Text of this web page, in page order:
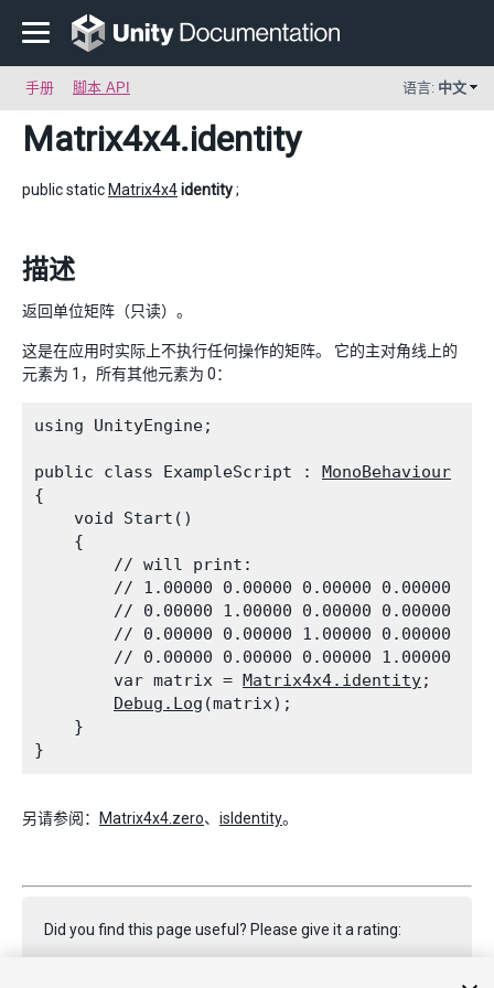
手册 脚本 API 语言: 中文
Matrix4x4.identity
public static Matrix4x4identity;
描述
返回单位矩阵（只读）。
这是在应用时实际上不执行任何操作的矩阵。 它的主对角线上的
元素为 1，所有其他元素为 0：
using UnityEngine;
public class ExampleScript : MonoBehaviour
{
    void Start()
    {
        // will print:
        // 1.00000 0.00000 0.00000 0.00000
        // 0.00000 1.00000 0.00000 0.00000
        // 0.00000 0.00000 1.00000 0.00000
        // 0.00000 0.00000 0.00000 1.00000
        var matrix =
Matrix4x4.identity;
Debug.Log (matrix);
    }
另请参阅： Matrix4x4.zero、 isIdentity。
Did you find this page useful? Please give it a rating: